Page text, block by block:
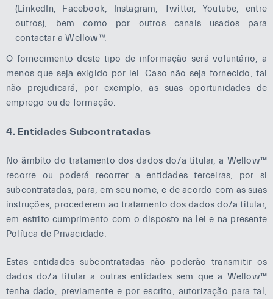
(LinkedIn, Facebook, Instagram, Twitter, Youtube, entre
outros), bem como por outros canais usados para
contactar a Wellow™.
O fornecimento deste tipo de informação será voluntário, a
menos que seja exigido por lei. Caso não seja fornecido, tal
não prejudicará, por exemplo, as suas oportunidades de
emprego ou de formação.
4. Entidades Subcontratadas
No âmbito do tratamento dos dados do/a titular, a Wellow™
recorre ou poderá recorrer a entidades terceiras, por si
subcontratadas, para, em seu nome, e de acordo com as suas
instruções, procederem ao tratamento dos dados do/a titular,
em estrito cumprimento com o disposto na lei e na presente
Política de Privacidade.
Estas entidades subcontratadas não poderão transmitir os
dados do/a titular a outras entidades sem que a Wellow™
tenha dado, previamente e por escrito, autorização para tal,